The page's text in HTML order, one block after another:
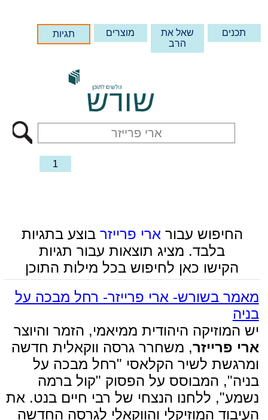
תכנים
שאל את
הרב
מוצרים תגיות
1
החיפוש עבור ארי פרייזר בוצע בתגיות
בלבד. מציג תוצאות עבור תגיות
הקישו כאן לחיפוש בכל מילות התוכן
מאמר בשורש- ארי פרייזר- רחל מבכה על
בניה
יש המוזיקה היהודית ממיאמי, הזמר והיוצר
ארי פרייזר, משחרר גרסה ווקאלית חדשה
ומרגשת לשיר הקלאסי "רחל מבכה על
בניה", המבוסס על הפסוק "קול ברמה
נשמע", ללחנו הנצחי של רבי חיים בנט. את
העיבוד המוזיקלי והווקאלי לגרסה החדשה